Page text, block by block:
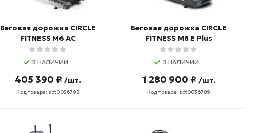
Беговая дорожка CIRCLE
FITNESS M6 AC
В НАЛИЧИИ
405 390 ₽ /шт.
Код товара: spt0036798
Беговая дорожка CIRCLE
FITNESS M8 E Plus
В НАЛИЧИИ
1 280 900 ₽ /шт.
Код товара: spt0036789